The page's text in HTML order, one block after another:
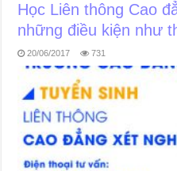
Học Liên thông Cao
những điều kiện như
20/06/2017 731